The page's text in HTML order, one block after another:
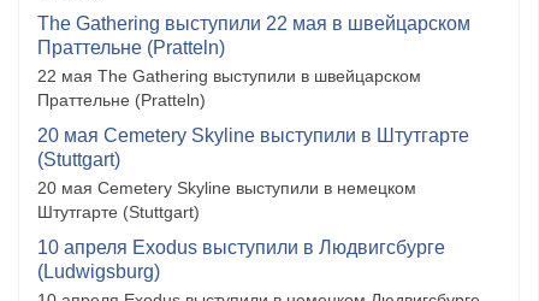
The Gathering выступили 22 мая в швейцарском
Праттельне (Pratteln)
22 мая The Gathering выступили в швейцарском
Праттельне (Pratteln)
20 мая Cemetery Skyline выступили в Штутгарте
(Stuttgart)
20 мая Cemetery Skyline выступили в немецком
Штутгарте (Stuttgart)
10 апреля Exodus выступили в Людвигсбурге
(Ludwigsburg)